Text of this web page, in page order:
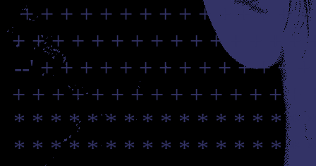
+ + + + + + + + + + + + + +
+ + + + + + + + + + + + + + +
--' + + + + + + + + + + + + +
+ + + + + + + + + + + + + +
* * * * * * * * * * * * * * * *
* * * * * * * * * * * * * * * *